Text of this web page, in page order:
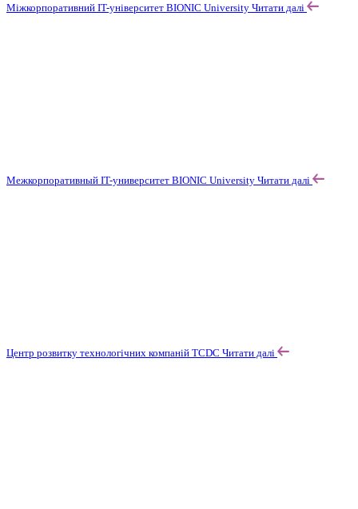
Міжкорпоративний IT-університет BIONIC University Читати далі
Межкорпоративный IT-университет BIONIC University Читати далі
Центр розвитку технологічних компаній TCDC Читати далі